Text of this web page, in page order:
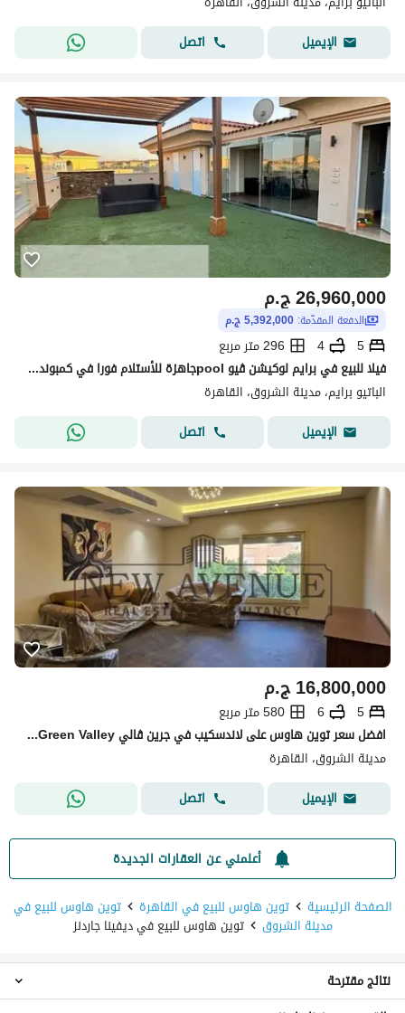
الإيميل
اتصل
ج.م26,960,000
الدفعة المقدّمة: 5,392,000 ج.م
5
4
296 متر مربع
فيلا للبيع في برايم لوكيشن ڤيو poolجاهزة للأستلام فورا في كمبوند فيلات فقط ساكن بالفعل بمربع الوزراء
الباتيو برايم، مدينة الشروق، القاهرة
الإيميل
اتصل
ج.م16,800,000
5
6
580 متر مربع
افضل سعر توين هاوس على لاندسكيب في جرين ڤالي Green Valley - الشروق
مدينة الشروق، القاهرة
الإيميل
اتصل
أعلمني عن العقارات الجديدة
الصفحة الرئيسية
توين هاوس للبيع في القاهرة توين هاوس للبيع في
مدينة الشروق توين هاوس للبيع في ديفينا جاردنز
نتائج مقترحة